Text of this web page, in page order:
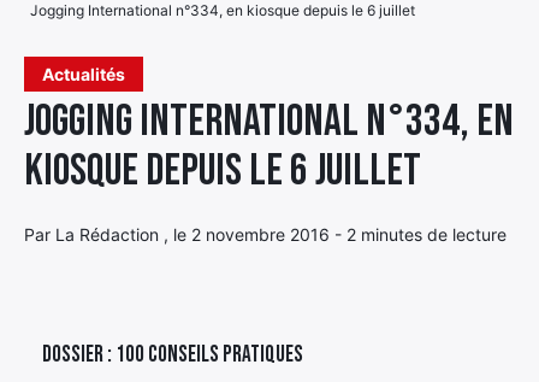
Actualités
Jogging International n°334, en
kiosque depuis le 6 juillet
Par La Rédaction , le 2 novembre 2016 - 2 minutes de lecture
Jogging International n°334, en kiosque depuis le 6 juillet
Dossier : 100 conseils pratiques
menu
menumenu